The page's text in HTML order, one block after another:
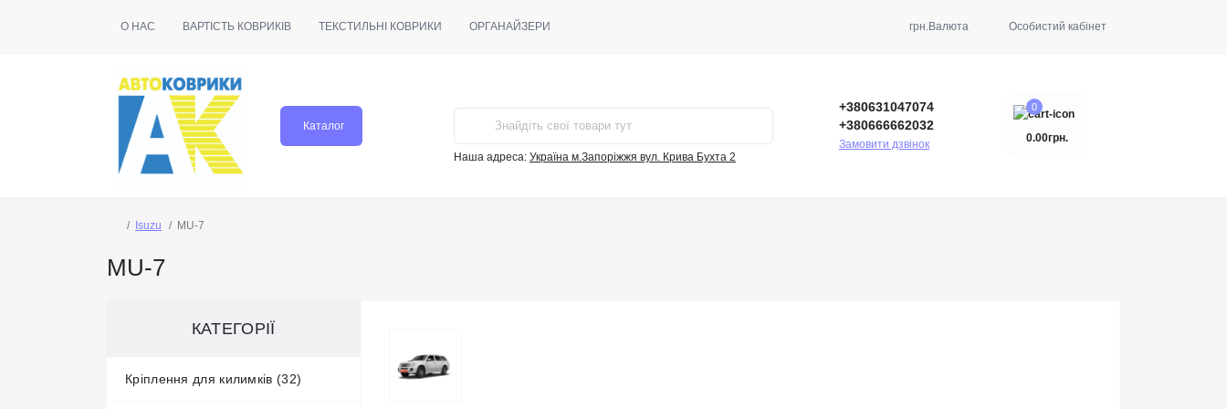
О НАС ВАРТІСТЬ КОВРИКІВ ТЕКСТИЛЬНІ КОВРИКИ ОРГАНАЙЗЕРИ грн.Валюта Особистий кабінет
Каталог
Наша адреса: Україна м.Запоріжжя вул. Крива Бухта 2
+380631047074
+380666662032
Замовити дзвінок
0
0.00грн.
Isuzu MU-7
MU-7
КАТЕГОРІЇ
Кріплення для килимків (32)